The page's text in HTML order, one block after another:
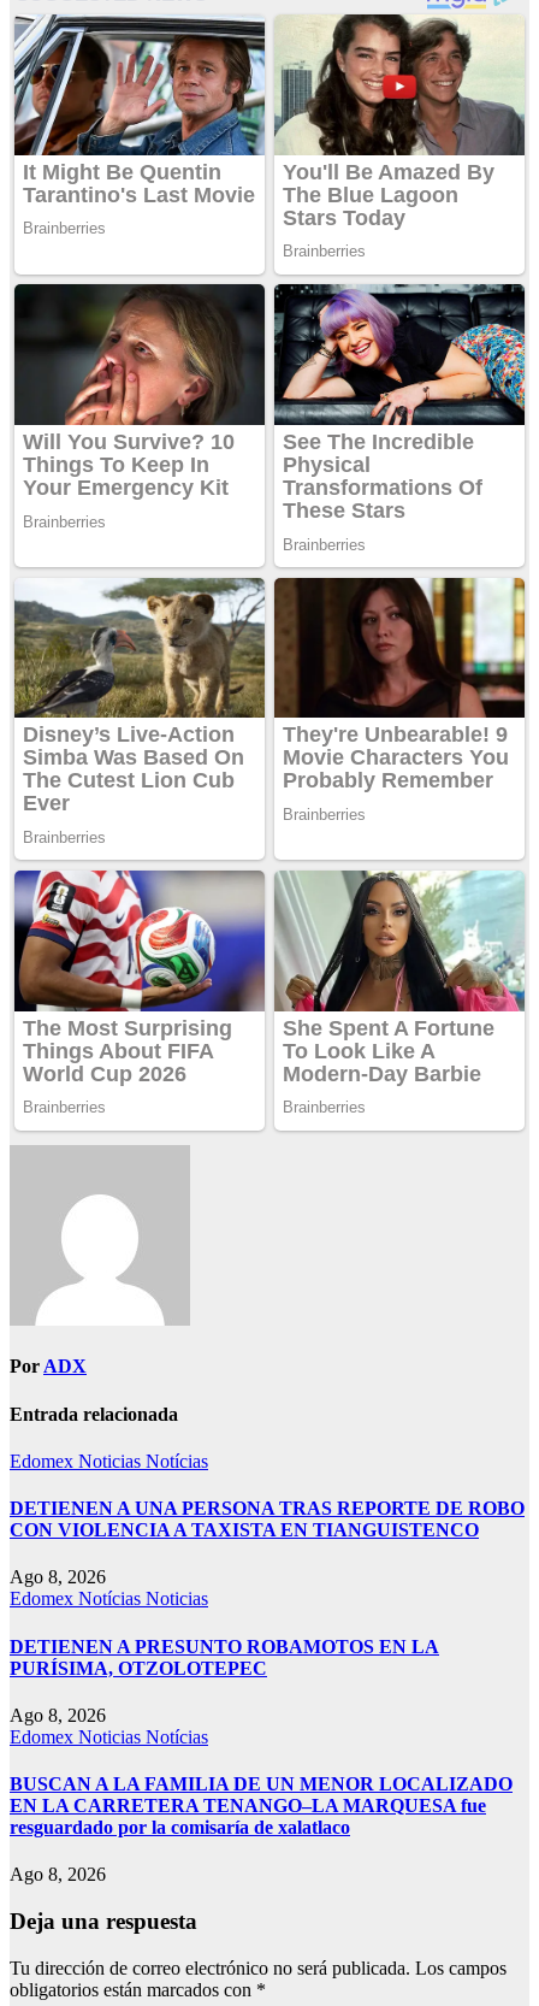
Por ADX
Entrada relacionada
Edomex Noticias Notícias
DETIENEN A UNA PERSONA TRAS REPORTE DE ROBO
CON VIOLENCIA A TAXISTA EN TIANGUISTENCO
Ago 8, 2026
Edomex Notícias Noticias
DETIENEN A PRESUNTO ROBAMOTOS EN LA
PURÍSIMA, OTZOLOTEPEC
Ago 8, 2026
Edomex Noticias Notícias
BUSCAN A LA FAMILIA DE UN MENOR LOCALIZADO
EN LA CARRETERA TENANGO–LA MARQUESA fue
resguardado por la comisaría de xalatlaco
Ago 8, 2026
Deja una respuesta
Tu dirección de correo electrónico no será publicada. Los campos
obligatorios están marcados con *